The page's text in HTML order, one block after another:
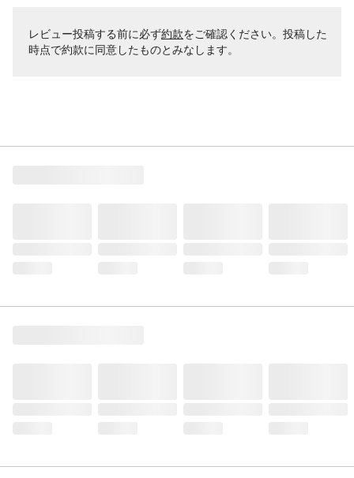
レビュー投稿する前に必ず約款をご確認ください。投稿した
時点で約款に同意したものとみなします。